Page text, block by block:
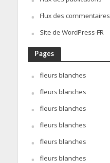
Flux des commentaires
Site de WordPress-FR
Pages
fleurs blanches
fleurs blanches
fleurs blanches
fleurs blanches
fleurs blanches
fleurs blanches